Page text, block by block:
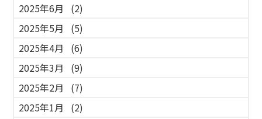
2025年6月
(2)
2025年5月
(5)
2025年4月
(6)
2025年3月
(9)
2025年2月
(7)
2025年1月
(2)